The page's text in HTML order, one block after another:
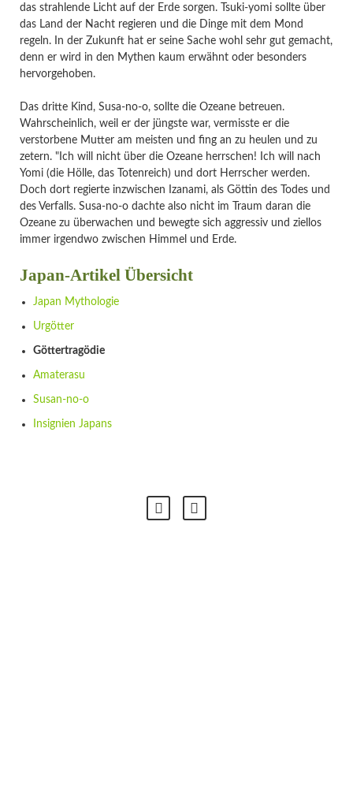
das strahlende Licht auf der Erde sorgen. Tsuki-yomi sollte über
das Land der Nacht regieren und die Dinge mit dem Mond
regeln. In der Zukunft hat er seine Sache wohl sehr gut gemacht,
denn er wird in den Mythen kaum erwähnt oder besonders
hervorgehoben.
Das dritte Kind, Susa-no-o, sollte die Ozeane betreuen.
Wahrscheinlich, weil er der jüngste war, vermisste er die
verstorbene Mutter am meisten und fing an zu heulen und zu
zetern. "Ich will nicht über die Ozeane herrschen! Ich will nach
Yomi (die Hölle, das Totenreich) und dort Herrscher werden.
Doch dort regierte inzwischen Izanami, als Göttin des Todes und
des Verfalls. Susa-no-o dachte also nicht im Traum daran die
Ozeane zu überwachen und bewegte sich aggressiv und ziellos
immer irgendwo zwischen Himmel und Erde.
Japan-Artikel Übersicht
Navigation
Japan Mythologie
Urgötter
Göttertragödie
Amaterasu
Susan-no-o
Insignien Japans